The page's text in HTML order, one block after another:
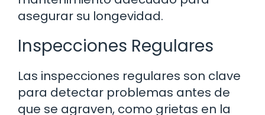
asegurar su longevidad.
Inspecciones Regulares
Las inspecciones regulares son clave
para detectar problemas antes de
que se agraven, como grietas en la